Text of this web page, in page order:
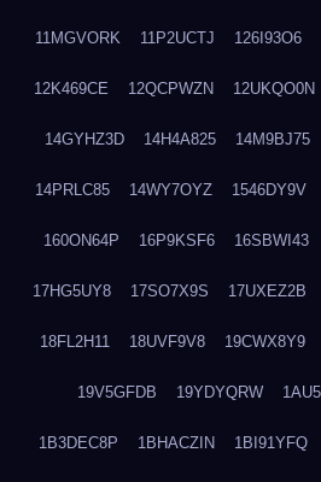
11MGVORK 11P2UCTJ 126I93O6
12K469CE 12QCPWZN 12UKQO0N
14GYHZ3D 14H4A825 14M9BJ75
14PRLC85 14WY7OYZ 1546DY9V
160ON64P 16P9KSF6 16SBWI43
17HG5UY8 17SO7X9S 17UXEZ2B
18FL2H11 18UVF9V8 19CWX8Y9
19V5GFDB 19YDYQRW
1B3DEC8P 1BHACZIN 1BI91YFQ